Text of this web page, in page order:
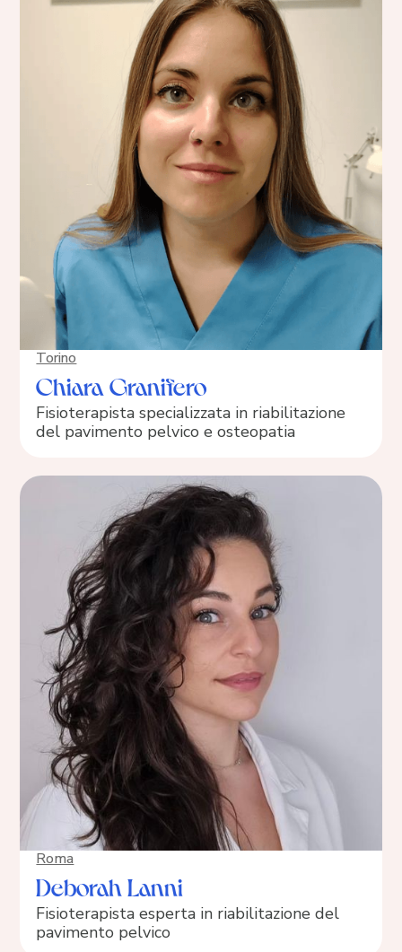
Torino
Chiara Granifero
Fisioterapista specializzata in riabilitazione
del pavimento pelvico e osteopatia
Roma
Deborah Lanni
Fisioterapista esperta in riabilitazione del
pavimento pelvico